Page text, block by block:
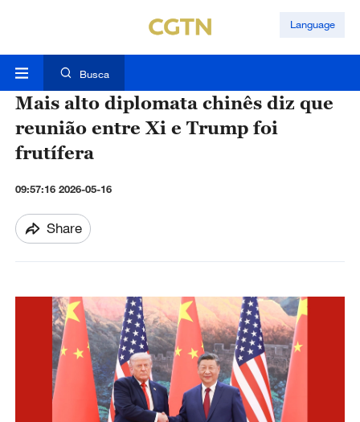
Language
Busca
Mais alto diplomata chinês diz que
reunião entre Xi e Trump foi
frutífera
09:57:16 2026-05-16
Share